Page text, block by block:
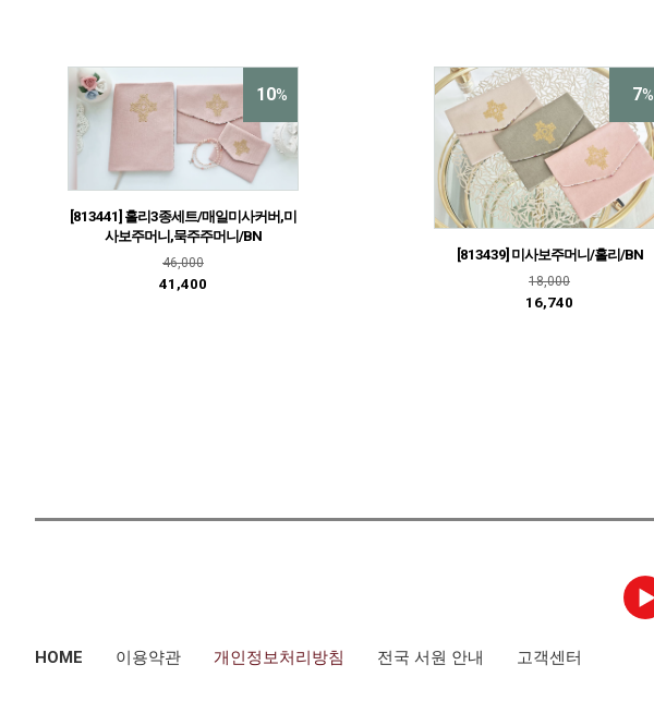
10%
[813441] 홀리3종세트/매일미사커버,미
사보주머니,묵주주머니/BN
46,000
41,400
7%
[813439] 미사보주머니/홀리/BN
18,000
16,740
HOME 이용약관 개인정보처리방침 전국 서원 안내 고객센터